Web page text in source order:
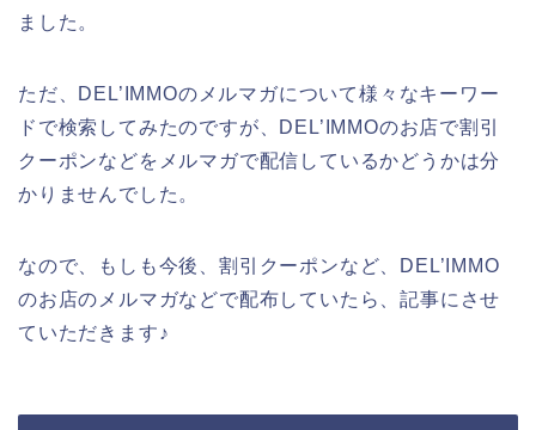
ました。
ただ、DEL’IMMOのメルマガについて様々なキーワー
ドで検索してみたのですが、DEL’IMMOのお店で割引
クーポンなどをメルマガで配信しているかどうかは分
かりませんでした。
なので、もしも今後、割引クーポンなど、DEL’IMMO
のお店のメルマガなどで配布していたら、記事にさせ
ていただきます♪